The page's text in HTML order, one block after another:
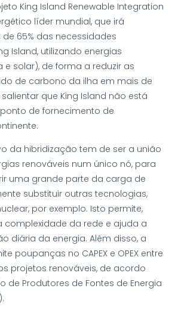
King Island Renewable Integration
líder mundial, que irá
65% das necessidades
Island, utilizando energias
e solar), de forma a reduzir as
de carbono da ilha em mais de
salientar que King Island não está
de fornecimento de
da hibridização tem de ser a união
renováveis num único nó, para
uma grande parte da carga de
substituir outras tecnologias,
por exemplo. Isto permite,
complexidade da rede e ajuda a
diária da energia. Além disso, a
poupanças no CAPEX e OPEX entre
projetos renováveis, de acordo
de Produtores de Fontes de Energia